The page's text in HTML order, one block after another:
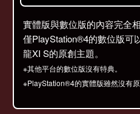
實體版與數位版的內容完全相
僅PlayStation®4的數位版可
龍XI S的原創主題。
※其他平台的數位版沒有特典。
※PlayStation®4的實體版雖然沒有